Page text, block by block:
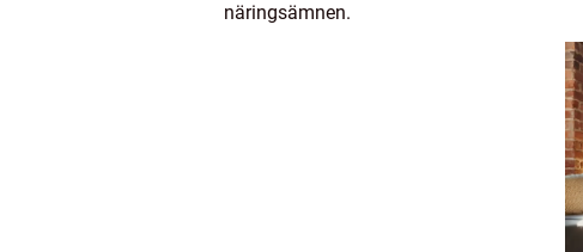
näringsämnen.